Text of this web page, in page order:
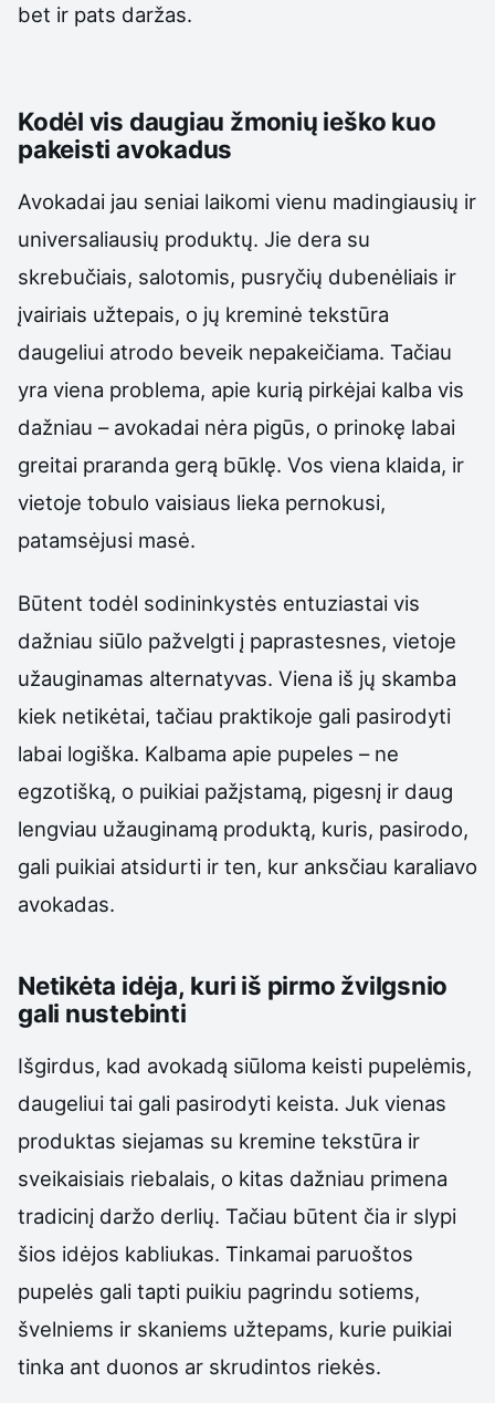
bet ir pats daržas.
Kodėl vis daugiau žmonių ieško kuo
pakeisti avokadus
Avokadai jau seniai laikomi vienu madingiausių ir
universaliausių produktų. Jie dera su
skrebučiais, salotomis, pusryčių dubenėliais ir
įvairiais užtepais, o jų kreminė tekstūra
daugeliui atrodo beveik nepakeičiama. Tačiau
yra viena problema, apie kurią pirkėjai kalba vis
dažniau – avokadai nėra pigūs, o prinokę labai
greitai praranda gerą būklę. Vos viena klaida, ir
vietoje tobulo vaisiaus lieka pernokusi,
patamsėjusi masė.
Būtent todėl sodininkystės entuziastai vis
dažniau siūlo pažvelgti į paprastesnes, vietoje
užauginamas alternatyvas. Viena iš jų skamba
kiek netikėtai, tačiau praktikoje gali pasirodyti
labai logiška. Kalbama apie pupeles – ne
egzotišką, o puikiai pažįstamą, pigesnį ir daug
lengviau užauginamą produktą, kuris, pasirodo,
gali puikiai atsidurti ir ten, kur anksčiau karaliavo
avokadas.
Netikėta idėja, kuri iš pirmo žvilgsnio
gali nustebinti
Išgirdus, kad avokadą siūloma keisti pupelėmis,
daugeliui tai gali pasirodyti keista. Juk vienas
produktas siejamas su kremine tekstūra ir
sveikaisiais riebalais, o kitas dažniau primena
tradicinį daržo derlių. Tačiau būtent čia ir slypi
šios idėjos kabliukas. Tinkamai paruoštos
pupelės gali tapti puikiu pagrindu sotiems,
švelniems ir skaniems užtepams, kurie puikiai
tinka ant duonos ar skrudintos riekės.